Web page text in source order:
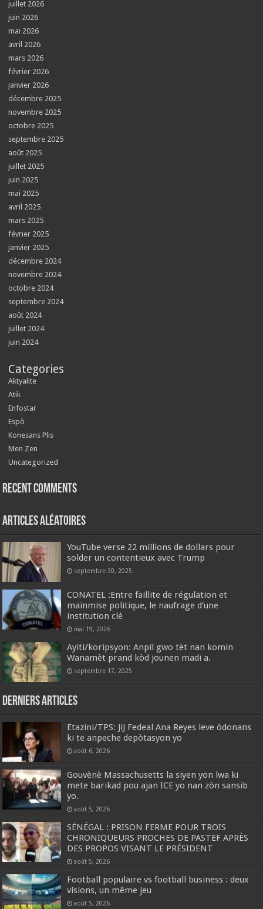
juillet 2026
juin 2026
mai 2026
avril 2026
mars 2026
février 2026
janvier 2026
décembre 2025
novembre 2025
octobre 2025
septembre 2025
août 2025
juillet 2025
juin 2025
mai 2025
avril 2025
mars 2025
février 2025
janvier 2025
décembre 2024
novembre 2024
octobre 2024
septembre 2024
août 2024
juillet 2024
juin 2024
Categories
Aktyalite
Atik
Enfostar
Espò
Konesans Plis
Men Zen
Uncategorized
Recent Comments
Articles aléatoires
YouTube verse 22 millions de dollars pour
solder un contentieux avec Trump
septembre 30, 2025
CONATEL :Entre faillite de régulation et
mainmise politique, le naufrage d’une
institution clé
mai 19, 2026
Ayiti/koripsyon: Anpil gwo tèt nan komin
Wanamèt prand kòd jounen madi a.
septembre 17, 2025
Derniers articles
Etazini/TPS: JiJ Fedeal Ana Reyes leve òdonans
ki te anpeche depòtasyon yo
août 6, 2026
Gouvènè Massachusetts la siyen yon lwa ki
mete barikad pou ajan ICE yo nan zòn sansib
yo.
août 5, 2026
SÉNÉGAL : PRISON FERME POUR TROIS
CHRONIQUEURS PROCHES DE PASTEF APRÈS
DES PROPOS VISANT LE PRÉSIDENT
août 5, 2026
Football populaire vs football business : deux
visions, un même jeu
août 5, 2026